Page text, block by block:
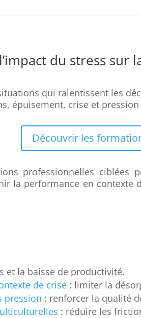
du stress sur
qui ralentissent les
épuisement, crise et
Découvrir les
professionnelles ciblées
la performance en
et la baisse de productivité.
de crise : limiter la
pression : renforcer la qualité
: réduire les